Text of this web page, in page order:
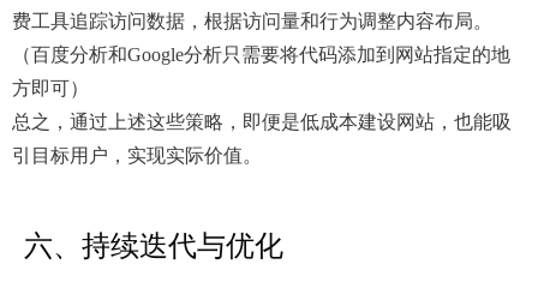
费工具追踪访问数据，根据访问量和行为调整内容布局。
（百度分析和Google分析只需要将代码添加到网站指定的地
方即可）
总之，通过上述这些策略，即便是低成本建设网站，也能吸
引目标用户，实现实际价值。
六、持续迭代与优化